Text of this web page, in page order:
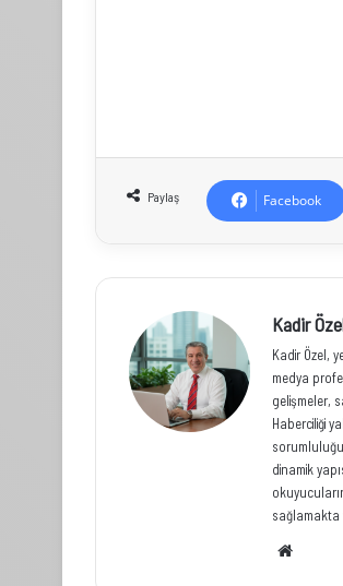
Paylaş Facebook
Kadir
Kadir Özel,
medya
gelişmeler,
Haberciliği
dinamik
sağlamakta